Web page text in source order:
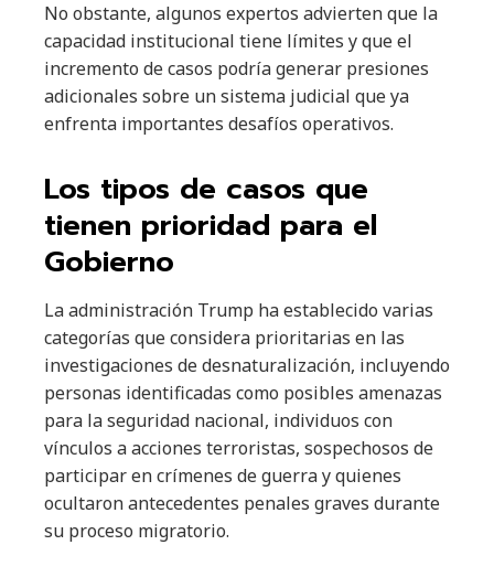
No obstante, algunos expertos advierten que la
capacidad institucional tiene límites y que el
incremento de casos podría generar presiones
adicionales sobre un sistema judicial que ya
enfrenta importantes desafíos operativos.
Los tipos de casos que
tienen prioridad para el
Gobierno
La administración Trump ha establecido varias
categorías que considera prioritarias en las
investigaciones de desnaturalización, incluyendo
personas identificadas como posibles amenazas
para la seguridad nacional, individuos con
vínculos a acciones terroristas, sospechosos de
participar en crímenes de guerra y quienes
ocultaron antecedentes penales graves durante
su proceso migratorio.